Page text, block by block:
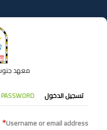
إلى
المحتوى
معهد
التبويبات
الأساسية
تسجيل الدخول
Username or email address